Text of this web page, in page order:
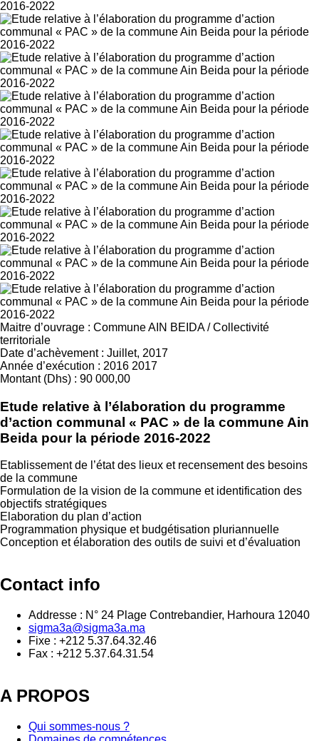
Maitre d’ouvrage : Commune AIN BEIDA /Collectivité
territoriale
Date d’achèvement : Juillet, 2017
Année d’exécution : 2016 2017
Montant (Dhs) : 90 000,00
Etude relative à l’élaboration du programme
d’action communal « PAC » de la commune Ain
Beida pour la période 2016-2022
Etablissement de l’état des lieux et recensement des besoins
de la commune
Formulation de la vision de la commune et identification des
objectifs stratégiques
Elaboration du plan d’action
Programmation physique et budgétisation pluriannuelle
Conception et élaboration des outils de suivi et d’évaluation
Contact info
Addresse : N° 24 Plage Contrebandier, Harhoura 12040
sigma3a@sigma3a.ma
Fixe : +212 5.37.64.32.46
Fax : +212 5.37.64.31.54
A PROPOS
Qui sommes-nous ?